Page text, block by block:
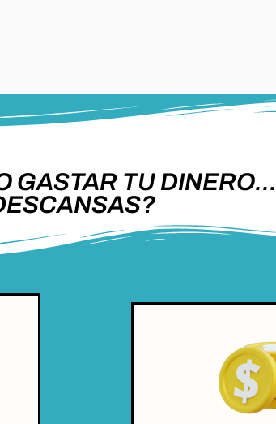
GASTAR TU DINERO...